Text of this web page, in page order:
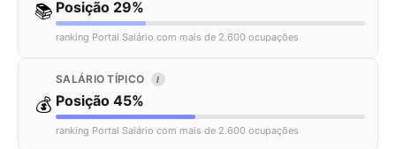
📚 Posição 29%
ranking Portal Salário com mais de 2.600 ocupações
💰
SALÁRIO TÍPICO I
Posição 45%
ranking Portal Salário com mais de 2.600 ocupações